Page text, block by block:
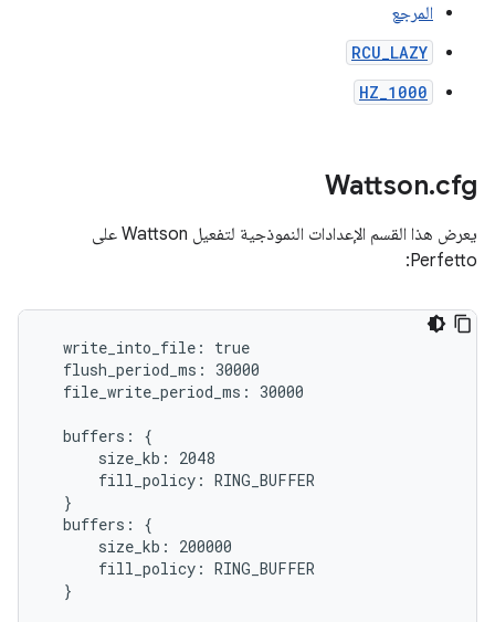
المرجع
RCU_LAZY
HZ_1000
Wattson.cfg
يعرض هذا القسم الإعدادات النموذجية لتفعيل Wattson على
Perfetto:
  write_into_file: true
  flush_period_ms: 30000
  file_write_period_ms: 30000
  buffers: {
      size_kb: 2048
      fill_policy: RING_BUFFER
  }
  buffers: {
      size_kb: 200000
      fill_policy: RING_BUFFER
  }